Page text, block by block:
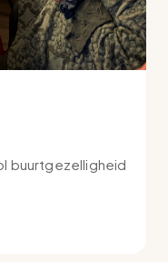
buurtgezelligheid